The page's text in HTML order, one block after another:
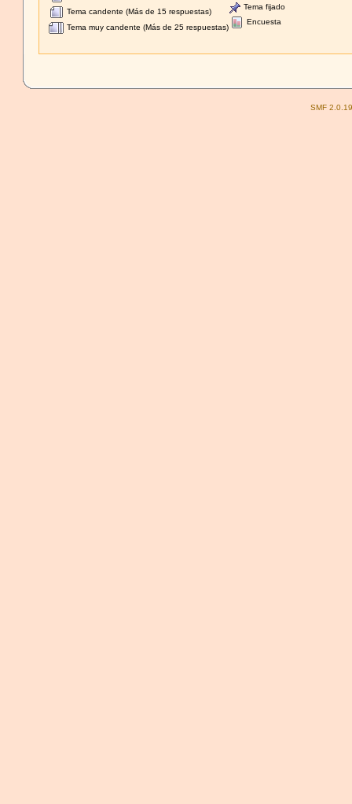
Tema candente (Más de 15 respuestas)
Tema muy candente (Más de 25 respuestas)
Tema fijado
Encuesta
SMF 2.0.19